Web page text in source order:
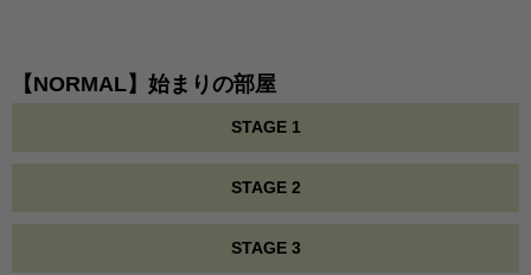
【NORMAL】始まりの部屋
STAGE 1
STAGE 2
STAGE 3